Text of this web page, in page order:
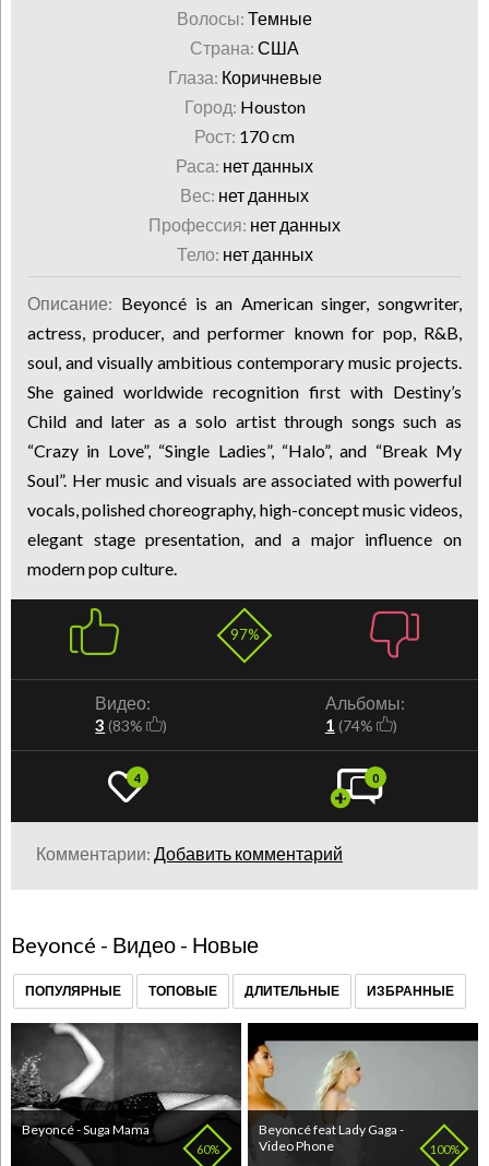
Волосы: Темные
Страна: США
Глаза: Коричневые
Город: Houston
Рост: 170 cm
Раса: нет данных
Вес: нет данных
Профессия: нет данных
Тело: нет данных
Описание: Beyoncé is an American singer, songwriter,
actress, producer, and performer known for pop, R&B,
soul, and visually ambitious contemporary music projects.
She gained worldwide recognition first with Destiny’s
Child and later as a solo artist through songs such as
“Crazy in Love”, “Single Ladies”, “Halo”, and “Break My
Soul”. Her music and visuals are associated with powerful
vocals, polished choreography, high-concept music videos,
elegant stage presentation, and a major influence on
modern pop culture.
97%
Видео:
3 (83% )
Альбомы:
1 (74% )
4 0
Комментарии: Добавить комментарий
Beyoncé - Видео - Новые
ПОПУЛЯРНЫЕ ТОПОВЫЕ ДЛИТЕЛЬНЫЕ ИЗБРАННЫЕ
60%
Beyoncé - Suga Mama
100%
Beyoncé feat Lady Gaga -
Video Phone